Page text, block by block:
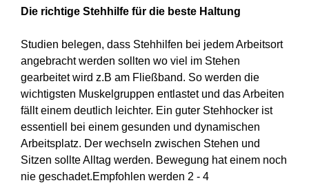
Die richtige Stehhilfe für die beste Haltung
Studien belegen, dass Stehhilfen bei jedem Arbeitsort
angebracht werden sollten wo viel im Stehen
gearbeitet wird z.B am Fließband. So werden die
wichtigsten Muskelgruppen entlastet und das Arbeiten
fällt einem deutlich leichter. Ein guter Stehhocker ist
essentiell bei einem gesunden und dynamischen
Arbeitsplatz. Der wechseln zwischen Stehen und
Sitzen sollte Alltag werden. Bewegung hat einem noch
nie geschadet.Empfohlen werden 2 - 4